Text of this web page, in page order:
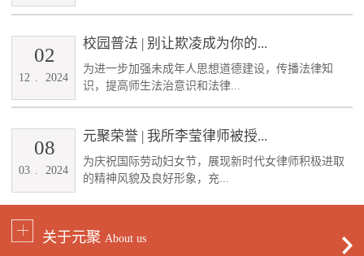
校园普法 | 别让欺凌成为你的...
为进一步加强未成年人思想道德建设，传播法律知
识，提高师生法治意识和法律...
12 2024
02
元聚荣誉 | 我所李莹律师被授...
为庆祝国际劳动妇女节，展现新时代女律师积极进取
的精神风貌及良好形象，充...
03 2024
08
关于元聚 About us